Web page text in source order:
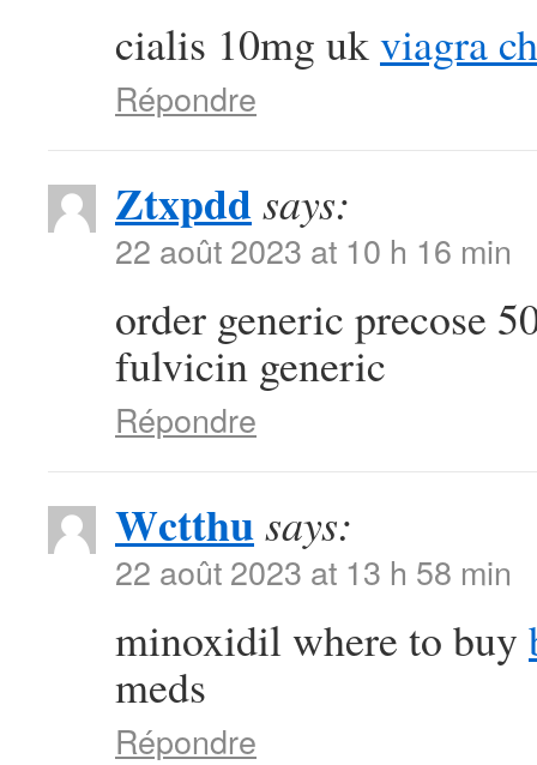
cialis 10mg ukviagra
Répondre
Ztxpddsays:
22 août 2023 at 10 h 16 min
order generic precose
fulvicin generic
Répondre
Wctthusays:
22 août 2023 at 13 h 58 min
minoxidil where to buy
meds
Répondre